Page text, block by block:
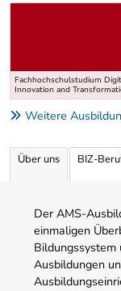
Uber weitere
Fachhochschulstudium
Innovation and
Weitere
Über uns BIZ-
Der AMS-
einmaligen
Ausbildungen